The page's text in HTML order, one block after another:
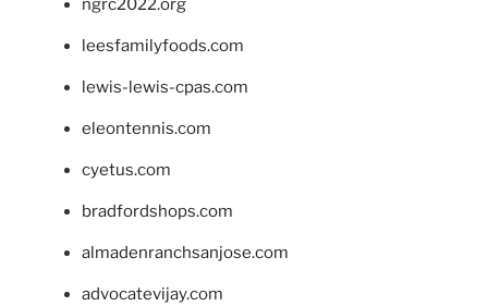
ngrc2022.org
leesfamilyfoods.com
lewis-lewis-cpas.com
eleontennis.com
cyetus.com
bradfordshops.com
almadenranchsanjose.com
advocatevijay.com